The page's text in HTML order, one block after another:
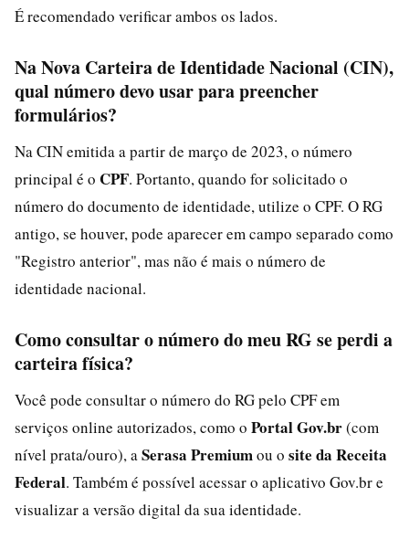
É recomendado verificar ambos os lados.
Na Nova Carteira de Identidade Nacional (CIN),
qual número devo usar para preencher
formulários?
Na CIN emitida a partir de março de 2023, o número
principal é o CPF. Portanto, quando for solicitado o
número do documento de identidade, utilize o CPF. O RG
antigo, se houver, pode aparecer em campo separado como
"Registro anterior", mas não é mais o número de
identidade nacional.
Como consultar o número do meu RG se perdi a
carteira física?
Você pode consultar o número do RG pelo CPF em
serviços online autorizados, como o Portal Gov.br(com
nível prata/ouro), a Serasa Premiumou o site da Receita
Federal. Também é possível acessar o aplicativo Gov.br e
visualizar a versão digital da sua identidade.